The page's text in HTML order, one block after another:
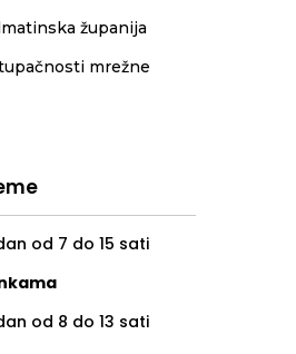
županija
mrežne
od 7 do 15 sati
od 8 do 13 sati